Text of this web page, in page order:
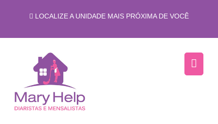
LOCALIZE A UNIDADE MAIS PRÓXIMA DE VOCÊ